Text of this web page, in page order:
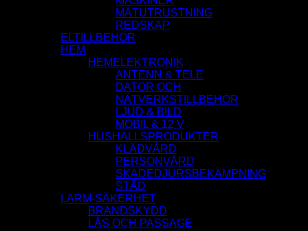
MÄTUTRUSTNING
REDSKAP
ELTILLBEHÖR
HEM
HEMELEKTRONIK
ANTENN & TELE
DATOR OCH
NÄTVERKSTILLBEHÖR
LJUD & BILD
MOBIL & 12 V
HUSHALLSPRODUKTER
KLÄDVÅRD
PERSONVÅRD
SKADEDJURSBEKÄMPNING
STÄD
LARM-SÄKERHET
BRANDSKYDD
LÅS OCH PASSAGE